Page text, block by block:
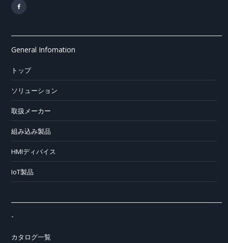
General Infomation
トップ
ソリューション
取扱メーカー
組み込み製品
HMIディバイス
IoT製品
-
カタログ一覧